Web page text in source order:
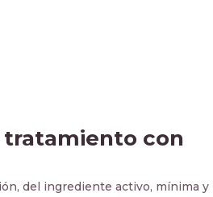
tratamiento con
del ingrediente activo, mínima y